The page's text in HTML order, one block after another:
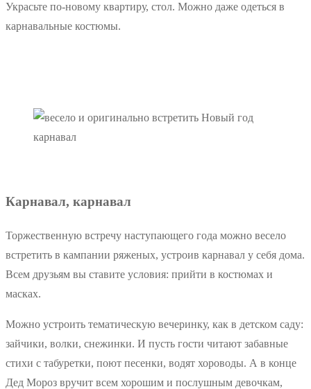
Украсьте по-новому квартиру, стол. Можно даже одеться в
карнавальные костюмы.
карнавал
Карнавал, карнавал
Торжественную встречу наступающего года можно весело
встретить в кампании ряженых, устроив карнавал у себя дома.
Всем друзьям вы ставите условия: прийти в костюмах и
масках.
Можно устроить тематическую вечеринку, как в детском саду:
зайчики, волки, снежинки. И пусть гости читают забавные
стихи с табуретки, поют песенки, водят хороводы. А в конце
Дед Мороз вручит всем хорошим и послушным девочкам,